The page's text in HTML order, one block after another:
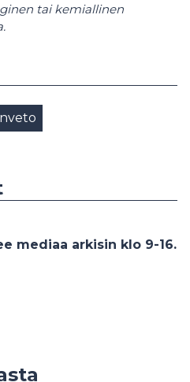
tai kemiallinen
mediaa arkisin klo 9-16.